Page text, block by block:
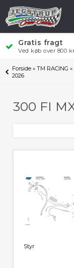
Gratis fragt
Ved køb over 800
Forside »TM RACING »
2026
300 FI
Styr